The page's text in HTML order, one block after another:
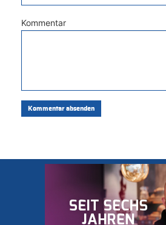
Kommentar